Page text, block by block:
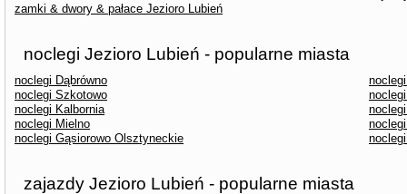
zamki & dwory & pałace Jezioro Lubień
noclegi Jezioro Lubień - popularne miasta
noclegi Dąbrówno
noclegi Szkotowo
noclegi Kalbornia
noclegi Mielno
noclegi Gąsiorowo Olsztyneckie
zajazdy Jezioro Lubień - popularne miasta